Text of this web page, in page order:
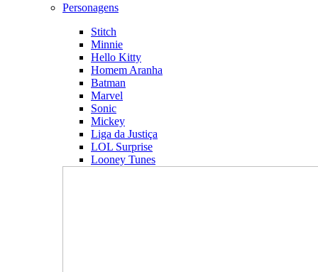
Personagens
Stitch
Minnie
Hello Kitty
Homem Aranha
Batman
Marvel
Sonic
Mickey
Liga da Justiça
LOL Surprise
Looney Tunes